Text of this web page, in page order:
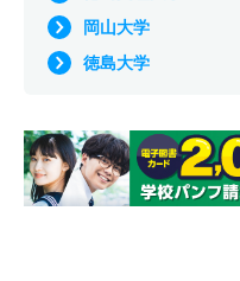
岡山大学
徳島大学